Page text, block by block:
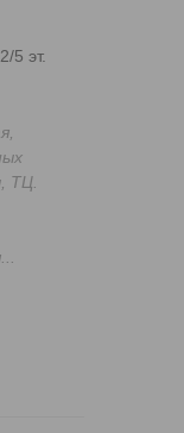
, 2/5 эт.
ТЦ.